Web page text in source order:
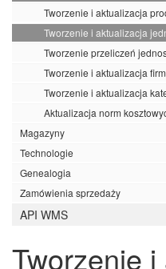
Tworzenie i aktualizacja
Tworzenie i aktualizacja
Tworzenie przeliczeń
Tworzenie i aktualizacja firm
Tworzenie i aktualizacja
Aktualizacja norm
Magazyny
Technologie
Genealogia
Zamówienia sprzedaży
API WMS
Tworzenie